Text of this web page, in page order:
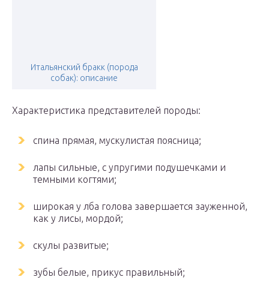
Итальянский бракк (порода
собак): описание
Характеристика представителей породы:
спина прямая, мускулистая поясница;
лапы сильные, с упругими подушечками и
темными когтями;
широкая у лба голова завершается зауженной,
как у лисы, мордой;
скулы развитые;
зубы белые, прикус правильный;